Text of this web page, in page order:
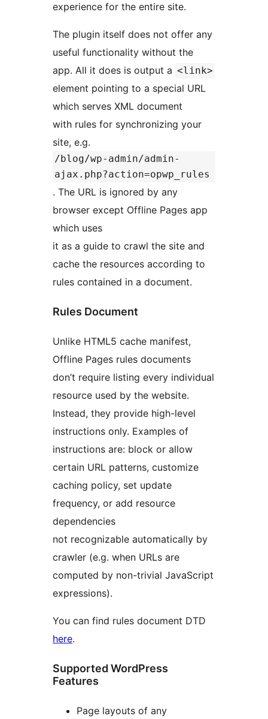
experience for the entire site.
The plugin itself does not offer any
useful functionality without the
app. All it does is output a <link>
element pointing to a special URL
which serves XML document
with rules for synchronizing your
site, e.g.
/blog/wp-admin/admin-
ajax.php?action=opwp_rules
. The URL is ignored by any
browser except Offline Pages app
which uses
it as a guide to crawl the site and
cache the resources according to
rules contained in a document.
Rules Document
Unlike HTML5 cache manifest,
Offline Pages rules documents
don’t require listing every individual
resource used by the website.
Instead, they provide high-level
instructions only. Examples of
instructions are: block or allow
certain URL patterns, customize
caching policy, set update
frequency, or add resource
dependencies
not recognizable automatically by
crawler (e.g. when URLs are
computed by non-trivial JavaScript
expressions).
You can find rules document DTD
here.
Supported WordPress
Features
Page layouts of any